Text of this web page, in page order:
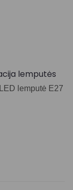
lemputės
lemputė E27